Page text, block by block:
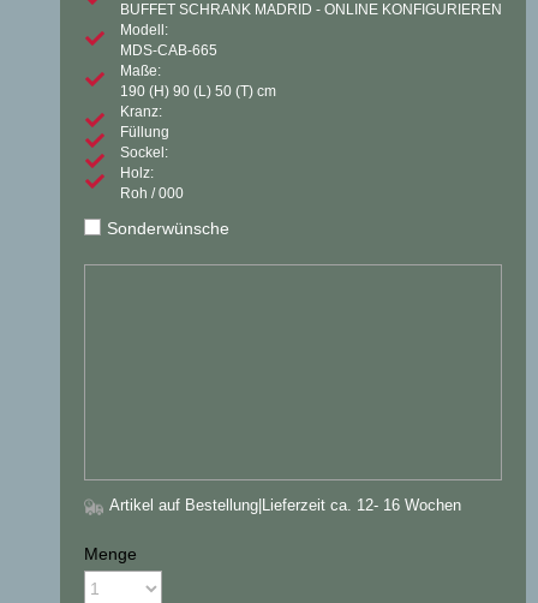
BUFFET SCHRANK MADRID - ONLINE KONFIGURIEREN
Modell:
MDS-CAB-665
Maße:
190 (H) 90 (L) 50 (T) cm
Kranz:
Füllung
Sockel:
Holz:
Roh / 000
Sonderwünsche
Artikel auf Bestellung |Lieferzeit ca. 12- 16 Wochen
Menge